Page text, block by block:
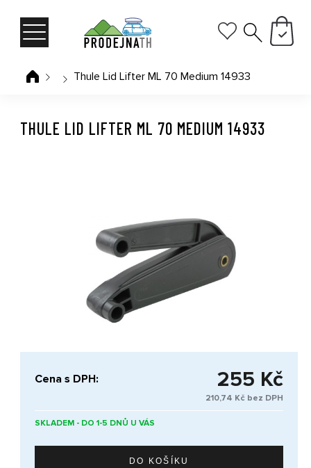
Thule Lid Lifter ML 70 Medium 14933
THULE LID LIFTER ML 70 MEDIUM 14933
Cena s DPH: 255 Kč
210,74 Kč bez DPH
SKLADEM - DO 1-5 DNŮ U VÁS